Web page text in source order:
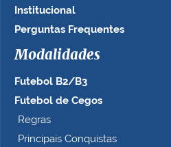
a
n
o
o
m
e
Institucional
Perguntas Frequentes
Modalidades
Futebol B2/B3
Futebol de Cegos
Regras
Principais Conquistas